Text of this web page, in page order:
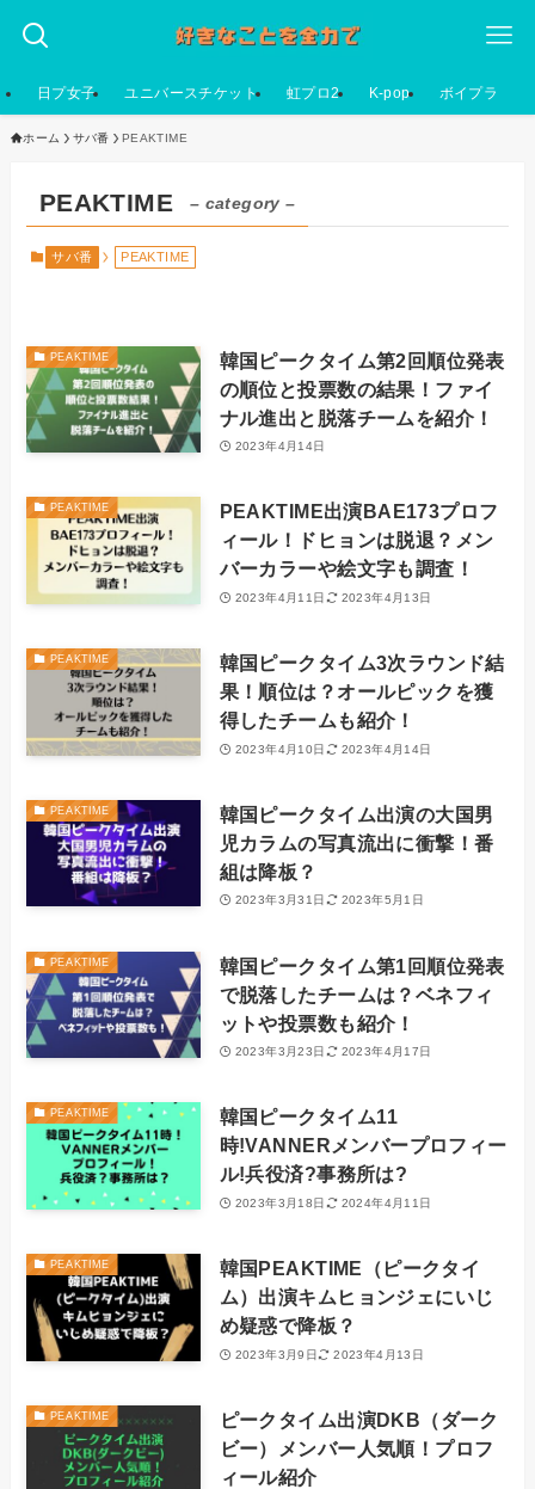
日プ女子 ユニバースチケット 虹プロ2 K-pop ボイプラ
ホーム サバ番 PEAKTIME
PEAKTIME – category –
サバ番 PEAKTIME
PEAKTIME
韓国ピークタイム第2回順位発表
の順位と投票数の結果！ファイ
ナル進出と脱落チームを紹介！
2023年4月14日
PEAKTIME
PEAKTIME出演BAE173プロフ
ィール！ドヒョンは脱退？メン
バーカラーや絵文字も調査！
2023年4月11日 2023年4月13日
PEAKTIME
韓国ピークタイム3次ラウンド結
果！順位は？オールピックを獲
得したチームも紹介！
2023年4月10日 2023年4月14日
PEAKTIME
韓国ピークタイム出演の大国男
児カラムの写真流出に衝撃！番
組は降板？
2023年3月31日 2023年5月1日
PEAKTIME
韓国ピークタイム第1回順位発表
で脱落したチームは？ベネフィ
ットや投票数も紹介！
2023年3月23日 2023年4月17日
PEAKTIME
韓国ピークタイム11
時!VANNERメンバープロフィー
ル!兵役済?事務所は?
2023年3月18日 2024年4月11日
PEAKTIME
韓国PEAKTIME（ピークタイ
ム）出演キムヒョンジェにいじ
め疑惑で降板？
2023年3月9日 2023年4月13日
PEAKTIME
ピークタイム出演DKB（ダーク
ビー）メンバー人気順！プロフ
ィール紹介